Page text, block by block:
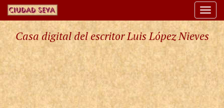
Casa digital del escritor Luis López Nieves